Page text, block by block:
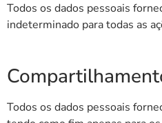
Todos os dados pessoais
indeterminado para todas as
Todos os dados pessoais